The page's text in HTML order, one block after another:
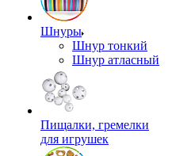
Шнуры
Шнур тонкий
Шнур атласный
Пищалки, гремелки
для игрушек